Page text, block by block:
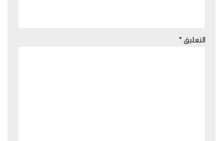
التعليق *